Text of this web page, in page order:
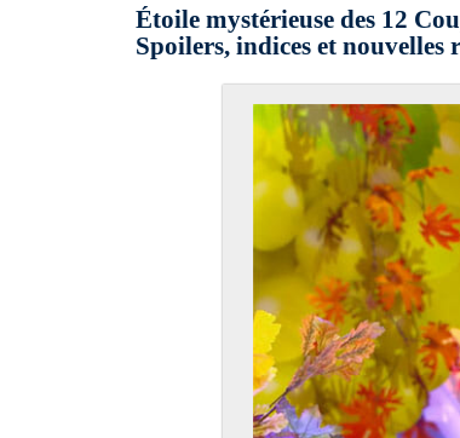
Étoile mystérieuse des 12
Spoilers, indices et nouvelles